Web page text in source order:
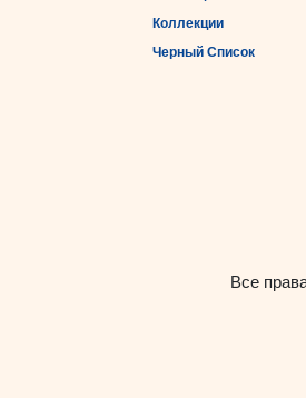
Коллекции
Черный Список
Все